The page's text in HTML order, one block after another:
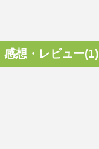
感想・レビュー(1)